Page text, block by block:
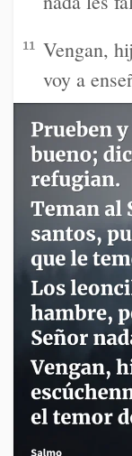
11 Vengan,
voy a